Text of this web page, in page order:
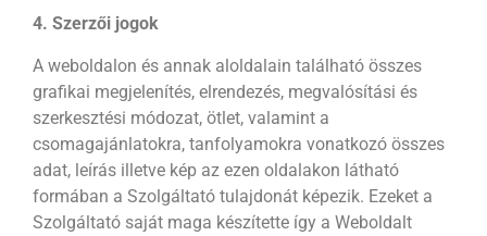
4. Szerzői jogok
A weboldalon és annak aloldalain található összes
grafikai megjelenítés, elrendezés, megvalósítási és
szerkesztési módozat, ötlet, valamint a
csomagajánlatokra, tanfolyamokra vonatkozó összes
adat, leírás illetve kép az ezen oldalakon látható
formában a Szolgáltató tulajdonát képezik. Ezeket a
Szolgáltató saját maga készítette így a Weboldalt